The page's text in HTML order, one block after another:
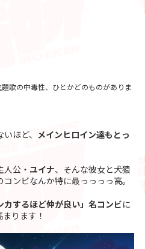
題歌の中毒性、ひとかどのものがありま
ほど、 メインヒロイン達もとっ
公・ ユイナ、そんな彼女と犬猿
コンビなんか特に最っっっっ高。
カするほど仲が良い」名コンビに
ります！